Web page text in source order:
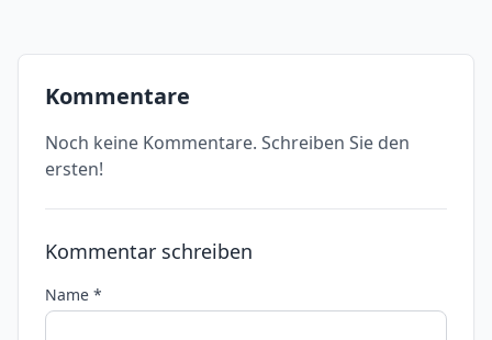
Kommentare
Noch keine Kommentare. Schreiben Sie den
ersten!
Kommentar schreiben
Name *